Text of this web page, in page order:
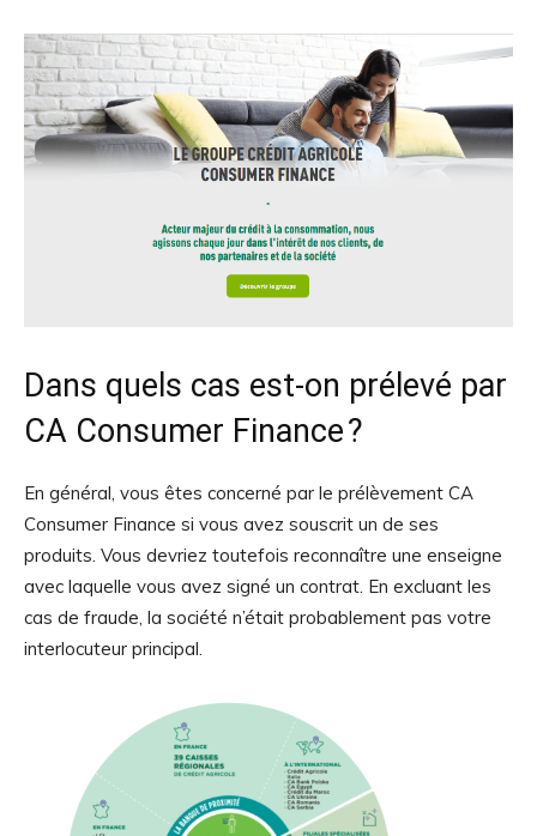
Dans quels cas est-on prélevé par
CA Consumer Finance ?
En général, vous êtes concerné par le prélèvement CA
Consumer Finance si vous avez souscrit un de ses
produits. Vous devriez toutefois reconnaître une enseigne
avec laquelle vous avez signé un contrat. En excluant les
cas de fraude, la société n’était probablement pas votre
interlocuteur principal.